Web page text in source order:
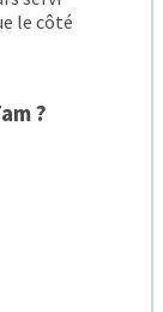
le côté
?